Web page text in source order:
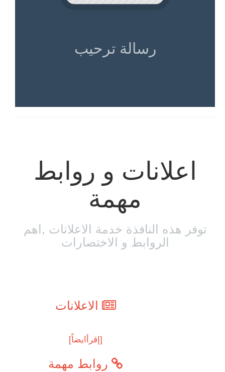
رسالة ترحيب
اعلانات و روابط
مهمة
توفر هذه النافذة خدمة الاعلانات ,اهم
الروابط و الاختصارات
[إقرأايضاً]